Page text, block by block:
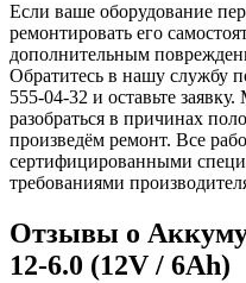
Если ваше оборудование
ремонтировать его
дополнительным
Обратитесь в нашу службу
555-04-32 и оставьте
разобраться в причинах
произведём ремонт. Все
сертифицированными
требованиями
Отзывы о
12-6.0 (12V / 6Ah)